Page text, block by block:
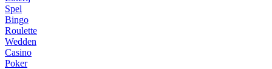
Spel
Bingo
Roulette
Wedden
Casino
Poker